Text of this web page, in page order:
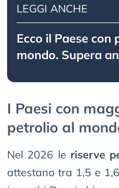
LEGGI ANCHE
Ecco il Paese
mondo. Supera
I Paesi con
petrolio al
Nel 2026 le riserve
attestano tra 1,5 e